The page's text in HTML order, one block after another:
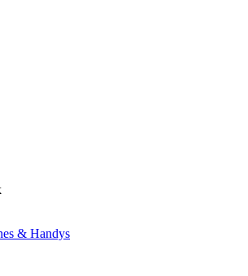
& Handys